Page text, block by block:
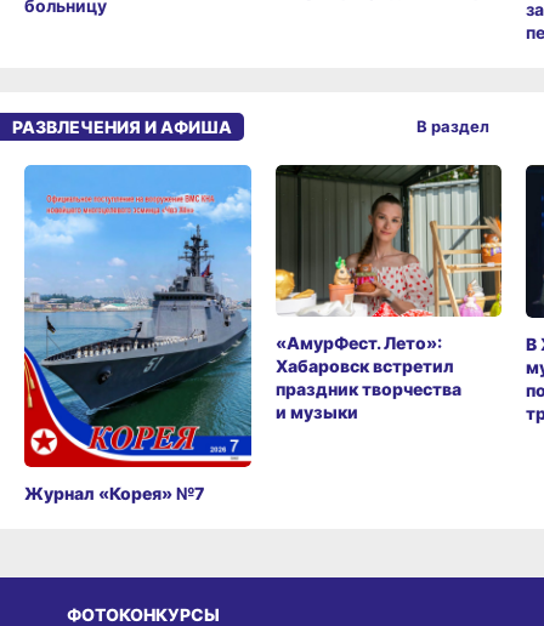
больницу
РАЗВЛЕЧЕНИЯ И АФИША
Журнал «Корея» №7
«АмурФест. Лето»:
Хабаровск встретил
праздник творчества
и музыки
В
В раздел
ФОТОКОНКУРСЫ